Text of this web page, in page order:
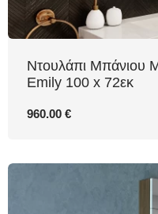
Ντουλάπι Μπάνιου
Emily 100 x 72εκ
960.00 €